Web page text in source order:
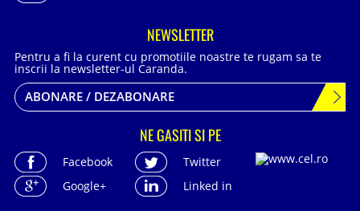
NEWSLETTER
Pentru a fi la curent cu promotiile noastre te rugam sa te
inscrii la newsletter-ul Caranda.
ABONARE / DEZABONARE
NE GASITI SI PE
Facebook
Twitter
Google+
Linked in